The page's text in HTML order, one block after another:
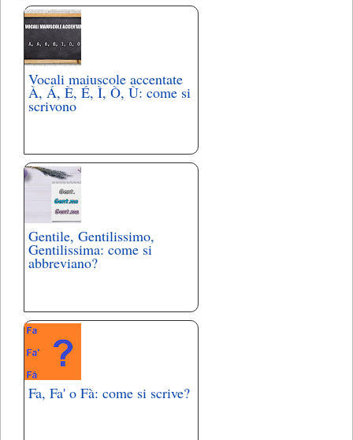
Vocali maiuscole accentate
À, Á, È, É, Ì, Ò, Ù: come si
scrivono
Gentile, Gentilissimo,
Gentilissima: come si
abbreviano?
Fa, Fa' o Fà: come si scrive?